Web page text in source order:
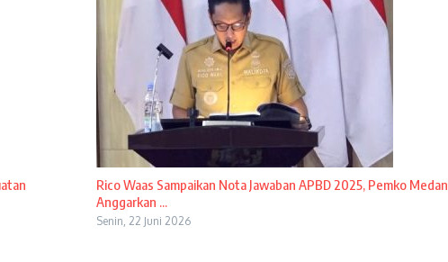
Rico Waas Sampaikan Nota Jawaban APBD 2025, Pemko Medan
Anggarkan ...
Senin, 22 Juni 2026